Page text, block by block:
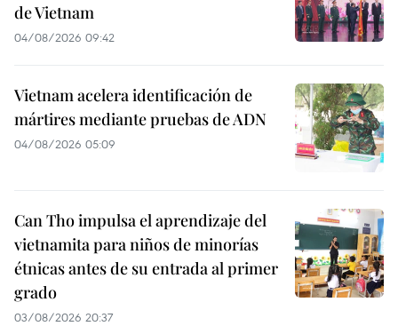
de Vietnam
04/08/2026 09:42
Vietnam acelera identificación de
mártires mediante pruebas de ADN
04/08/2026 05:09
Can Tho impulsa el aprendizaje del
vietnamita para niños de minorías
étnicas antes de su entrada al primer
grado
03/08/2026 20:37